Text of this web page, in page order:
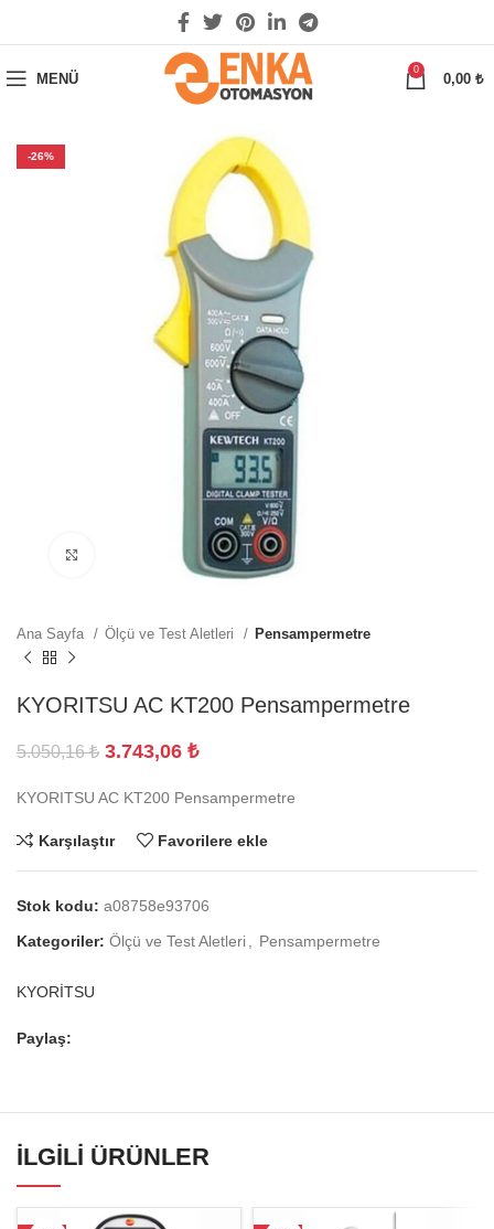
MENÜ
0
0,00 ₺
-26%
Büyütmek için tıklayın
Ana Sayfa Ölçü ve Test Aletleri Pensampermetre
KYORITSU AC KT200 Pensampermetre
5.050,16₺ 3.743,06 ₺
KYORITSU AC KT200 Pensampermetre
Karşılaştır Favorilere ekle
Stok kodu: a08758e93706
Kategoriler: Ölçü ve Test Aletleri Pensampermetre
KYORİTSU
Paylaş:
İLGILI ÜRÜNLER